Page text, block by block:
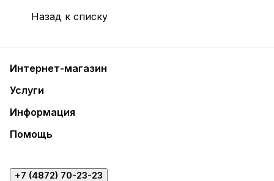
Назад к списку
Интернет-магазин
Услуги
Информация
Помощь
+7 (4872) 70-23-23